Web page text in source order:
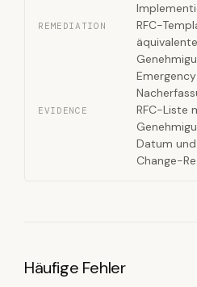
REMEDIATION
RFC-
EVIDENCE
RFC-Liste
Datum
Change-
Häufige Fehler